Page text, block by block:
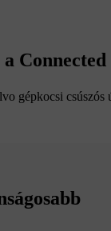
gépkocsi